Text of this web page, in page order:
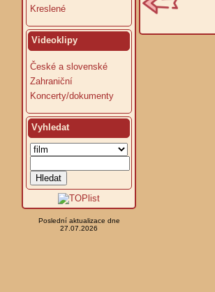
Kreslené
Videoklipy
České a slovenské
Zahraniční
Koncerty/dokumenty
Vyhledat
Poslední aktualizace dne
27.07.2026